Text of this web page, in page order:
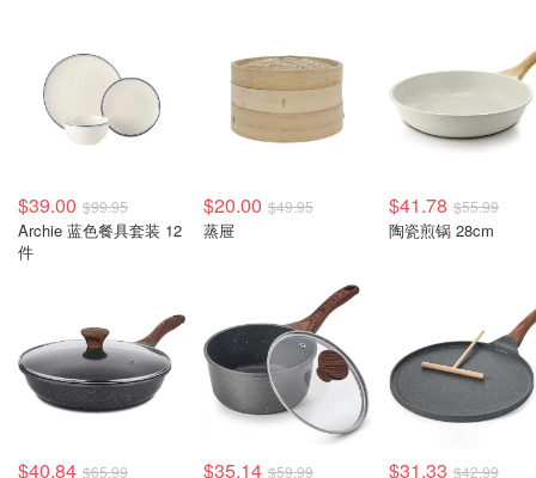
$39.00 $99.95
Archie 蓝色餐具套装 12
件
$20.00 $49.95
蒸屉
$41.78 $55.99
陶瓷煎锅 28cm
$40.84 $65.99 $35.14 $59.99 $31.33 $42.99